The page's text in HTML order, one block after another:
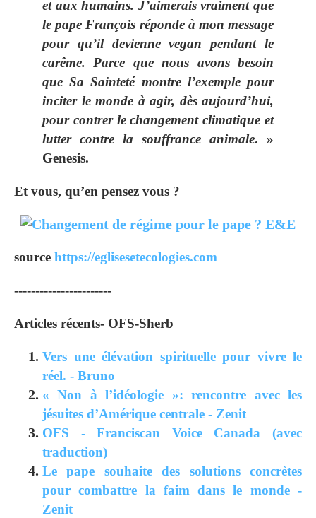
et aux humains. J’aimerais vraiment que
le pape François réponde à mon message
pour qu’il devienne vegan pendant le
carême. Parce que nous avons besoin
que Sa Sainteté montre l’exemple pour
inciter le monde à agir, dès aujourd’hui,
pour contrer le changement climatique et
lutter contre la souffrance animale. »
Genesis.
Et vous, qu’en pensez vous ?
source https://eglisesetecologies.com
-----------------------
Articles récents- OFS-Sherb
Vers une élévation spirituelle pour vivre le
réel. - Bruno
« Non à l’idéologie »: rencontre avec les
jésuites d’Amérique centrale - Zenit
OFS - Franciscan Voice Canada (avec
traduction)
Le pape souhaite des solutions concrètes
pour combattre la faim dans le monde -
Zenit